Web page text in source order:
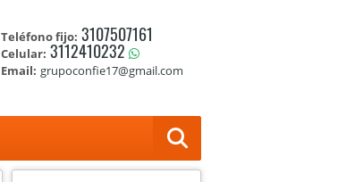
Teléfono fijo: 3107507161
Celular: 3112410232
Email: grupoconfie17@gmail.com